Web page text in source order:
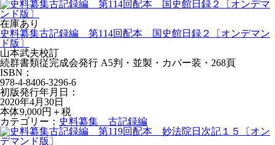
在庫あり
史料纂集古記録編 第114回配本 国史館日録２〔オンデマン
ド版〕
山本武夫校訂
続群書類従完成会発行 A5判・並製・カバー装・268頁
ISBN：
978-4-8406-3296-6
初版発行年月日：
2020年4月30日
本体9,000円＋税
カテゴリー： 史料纂集 古記録編